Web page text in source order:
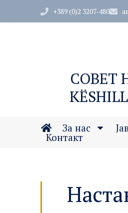
+389 (0)2 3207-480
СОВЕТ
За нас
Контакт